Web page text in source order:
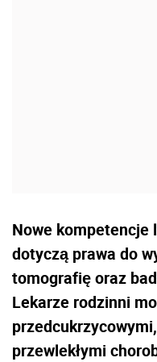
Nowe kompetencje
dotyczą prawa do
tomografię oraz
Lekarze rodzinni
przewlekłymi